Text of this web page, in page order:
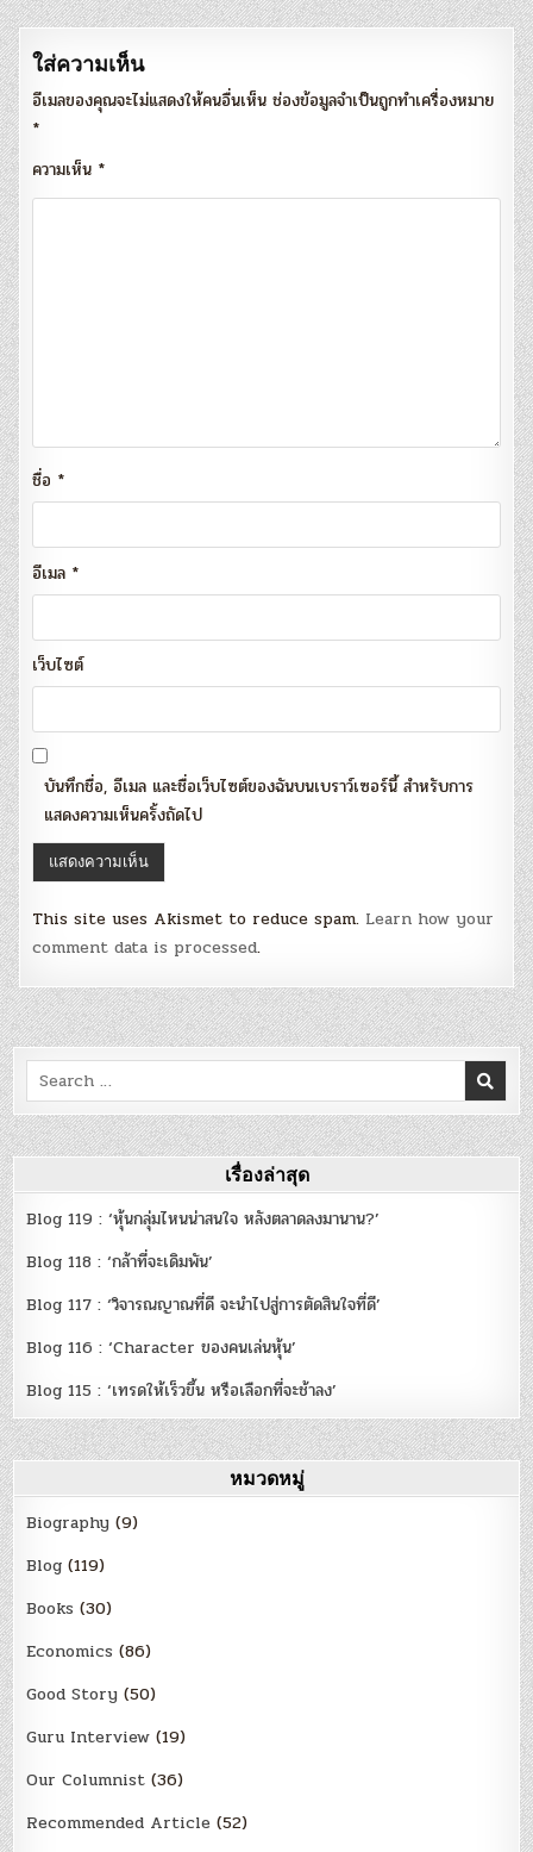
ใส่ความเห็น
อีเมลของคุณจะไม่แสดงให้คนอื่นเห็น ช่องข้อมูลจำเป็นถูกทำเครื่องหมาย
*
ความเห็น *
ชื่อ *
อีเมล *
เว็บไซต์
บันทึกชื่อ, อีเมล และชื่อเว็บไซต์ของฉันบนเบราว์เซอร์นี้ สำหรับการ
แสดงความเห็นครั้งถัดไป
This site uses Akismet to reduce spam. Learn how your
comment data is processed.
Search
for:
เรื่องล่าสุด
Blog 119 : ‘หุ้นกลุ่มไหนน่าสนใจ หลังตลาดลงมานาน?’
Blog 118 : ‘กล้าที่จะเดิมพัน’
Blog 117 : ‘วิจารณญาณที่ดี จะนำไปสู่การตัดสินใจที่ดี’
Blog 116 : ‘Character ของคนเล่นหุ้น’
Blog 115 : ‘เทรดให้เร็วขึ้น หรือเลือกที่จะช้าลง’
หมวดหมู่
Biography (9)
Blog (119)
Books (30)
Economics (86)
Good Story (50)
Guru Interview (19)
Our Columnist (36)
Recommended Article (52)